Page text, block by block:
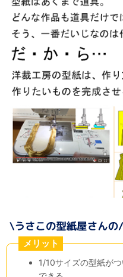
メリット
1/10サイズの型紙が